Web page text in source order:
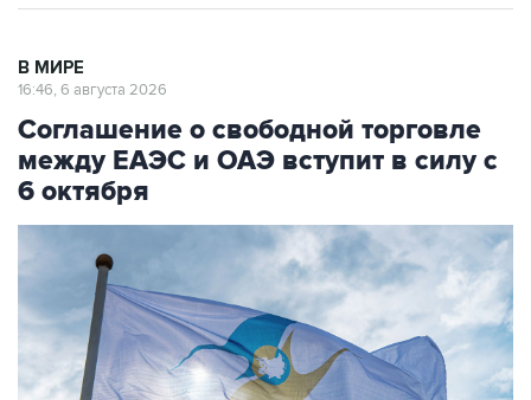
В МИРЕ
16:46, 6 августа 2026
Соглашение о свободной торговле
между ЕАЭС и ОАЭ вступит в силу с
6 октября